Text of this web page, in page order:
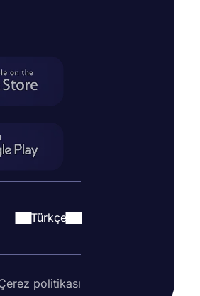
Türkçe
politikası